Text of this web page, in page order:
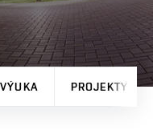
VÝUKA PROJEKTY